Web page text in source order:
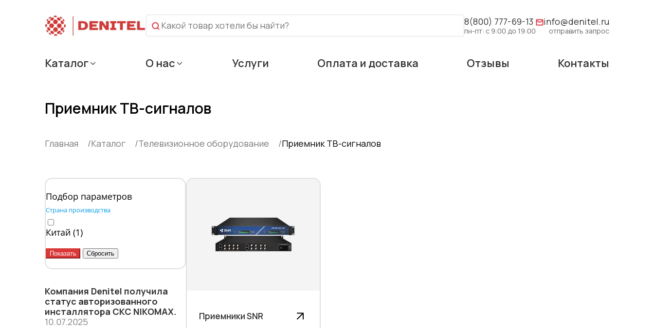
8(800) 777-69-13
пн-пт: с 9:00 до 19:00
info@denitel.ru
отправить запрос
Каталог О нас Услуги Оплата и доставка Отзывы Контакты
Приемник ТВ-сигналов
Главная Каталог Телевизионное оборудование Приемник ТВ-сигналов
Подбор параметров
Страна производства
Китай (1)
Компания Denitel получила
статус aвторизованного
инсталлятора СКС NIKOMAX.
10.07.2025
Приемники SNR